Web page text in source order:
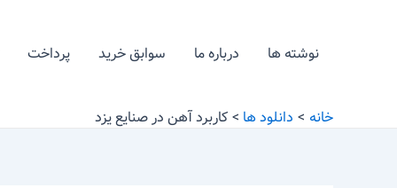
نوشته ها درباره ما سوابق خرید پرداخت
خانه دانلود ها کاربرد آهن در صنایع یزد